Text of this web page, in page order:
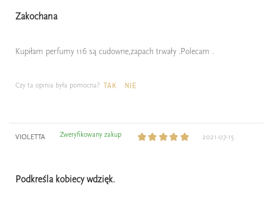
Zakochana
Kupiłam perfumy 116 są cudowne,zapach trwały .Polecam .
Czy ta opinia była pomocna? TAK NIE
VIOLETTA Zweryfikowany zakup 2021-07-15
Podkreśla kobiecy wdzięk.